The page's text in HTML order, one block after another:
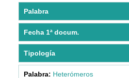
Palabra
Fecha 1ª docum.
Tipología
Heterómeros